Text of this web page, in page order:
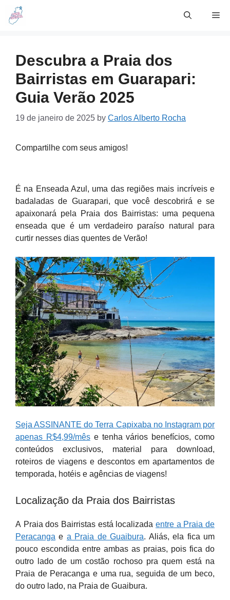
Skip
Descubra a Praia dos
Bairristas em Guarapari:
Guia Verão 2025
19 de janeiro de 2025 by Carlos Alberto Rocha
Compartilhe com seus amigos!
É na Enseada Azul, uma das regiões mais incríveis e
badaladas de Guarapari, que você descobrirá e se
apaixonará pela Praia dos Bairristas: uma pequena
enseada que é um verdadeiro paraíso natural para
curtir nesses dias quentes de Verão!
Seja ASSINANTE do Terra Capixaba no Instagram por
apenas R$4,99/mêse tenha vários benefícios, como
conteúdos exclusivos, material para download,
roteiros de viagens e descontos em apartamentos de
temporada, hotéis e agências de viagens!
Localização da Praia dos Bairristas
A Praia dos Bairristas está localizada entre a Praia de
Peracanga e a Praia de Guaibura. Aliás, ela fica um
pouco escondida entre ambas as praias, pois fica do
outro lado de um costão rochoso pra quem está na
Praia de Peracanga e uma rua, seguida de um beco,
do outro lado, na Praia de Guaibura.